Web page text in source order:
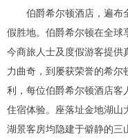
伯爵希尔顿酒店，遍布
假胜地。伯爵希尔顿在全球
今商旅人士及度假游客提供
力曲奇，到屡获荣誉的希尔
利，每位伯爵希尔顿酒店客
住宿体验。座落址金地湖山
湖景客房均隐建于僻静的三